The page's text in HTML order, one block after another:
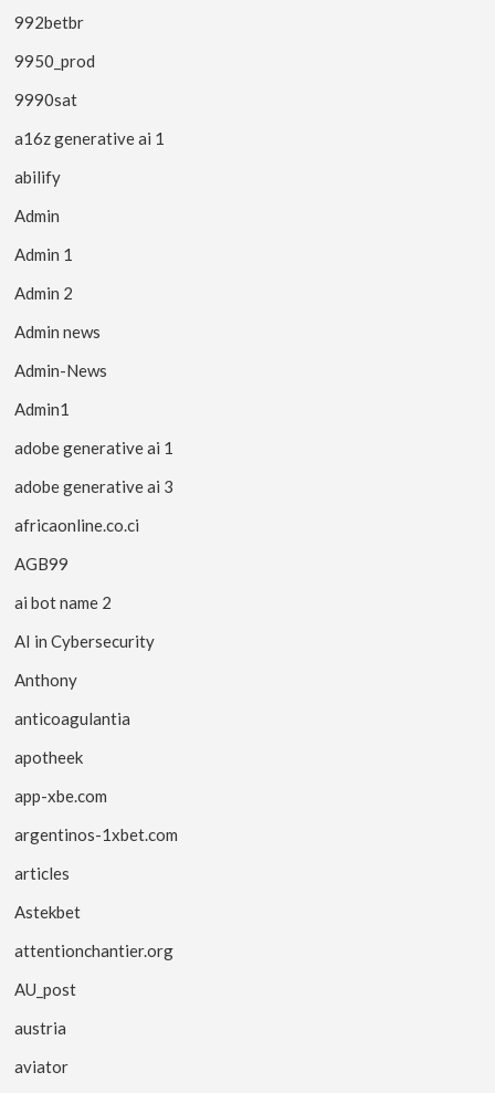
992betbr
9950_prod
9990sat
a16z generative ai 1
abilify
Admin
Admin 1
Admin 2
Admin news
Admin-News
Admin1
adobe generative ai 1
adobe generative ai 3
africaonline.co.ci
AGB99
ai bot name 2
AI in Cybersecurity
Anthony
anticoagulantia
apotheek
app-xbe.com
argentinos-1xbet.com
articles
Astekbet
attentionchantier.org
AU_post
austria
aviator